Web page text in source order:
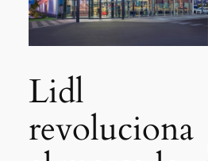
Lidl
revoluciona